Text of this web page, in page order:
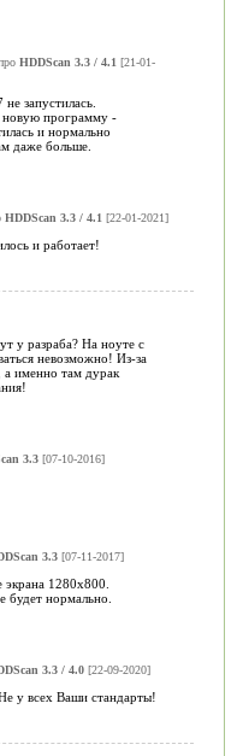
HDDScan 3.3 / 4.1 [21-01-
запустилась.
программу -
и нормально
даже больше.
HDDScan 3.3 / 4.1 [22-01-2021]
и работает!
у разраба? На ноуте с
невозможно! Из-за
а именно там дурак
3.3[07-10-2016]
3.3[07-11-2017]
экрана 1280х800.
будет нормально.
3.3 / 4.0[22-09-2020]
у всех Ваши стандарты!